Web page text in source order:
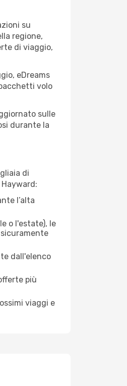
su
regione,
di viaggio,
eDreams
volo
sulle
durante la
di
l’alta
o l'estate), le
dall'elenco
più
viaggi e